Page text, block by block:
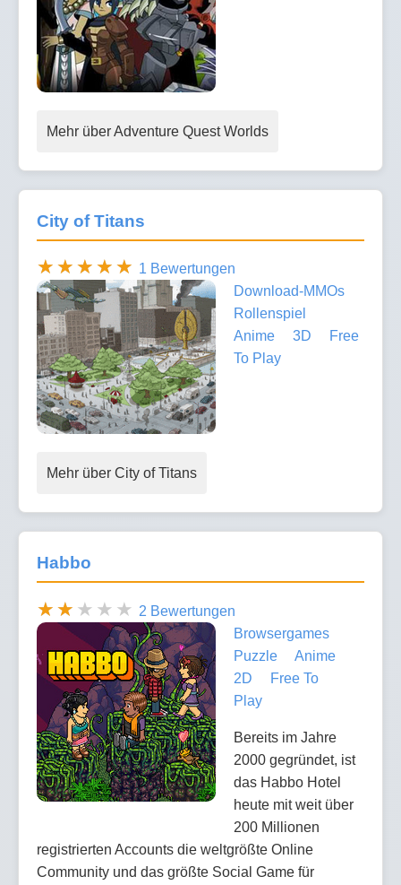
Mehr über Adventure Quest Worlds
City of Titans
1 Bewertungen
Download-MMOs
Rollenspiel
Anime
3D
Free
To Play
Mehr über City of Titans
Habbo
2 Bewertungen
Browsergames
Puzzle
Anime
2D
Free To
Play
Bereits im Jahre
2000 gegründet, ist
das Habbo Hotel
heute mit weit über
200 Millionen
registrierten Accounts die weltgrößte Online
Community und das größte Social Game für